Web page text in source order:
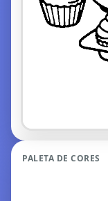
PALETA DE CORES